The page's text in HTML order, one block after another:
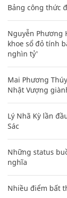
Bảng công thức
Nguyễn Phương
khoe sổ đỏ tính
nghìn tỷ'
Mai Phương
Nhật Vượng
Lý Nhã Kỳ lần
Sác
Những status
nghĩa
Nhiều điểm bất